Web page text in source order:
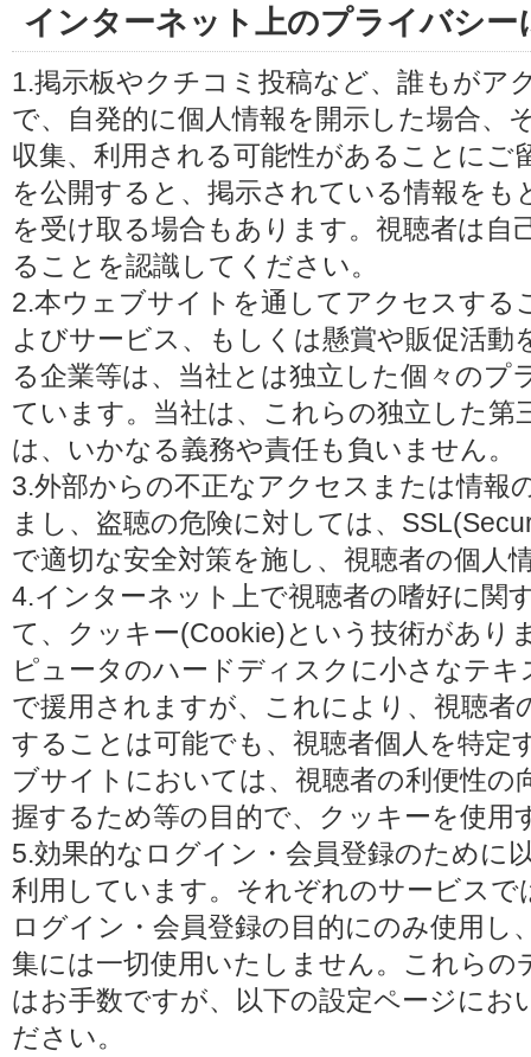
インターネット上のプライバシー
1.掲示板やクチコミ投稿など、誰もがア
で、自発的に個人情報を開示した場合、
収集、利用される可能性があることに
を公開すると、掲示されている情報を
を受け取る場合もあります。視聴者は自
ることを認識してください。
2.本ウェブサイトを通してアクセスする
よびサービス、もしくは懸賞や販促活動
る企業等は、当社とは独立した個々のプ
ています。当社は、これらの独立した第
は、いかなる義務や責任も負いません。
3.外部からの不正なアクセスまたは情報
まし、盗聴の危険に対しては、
で適切な安全対策を施し、視聴者の個人
4.インターネット上で視聴者の嗜好に関
て、クッキー(Cookie)という技術があり
ピュータのハードディスクに小さなテ
で援用されますが、これにより、視聴
することは可能でも、視聴者個人を特定
ブサイトにおいては、視聴者の利便性の
握するため等の目的で、クッキーを使用
5.効果的なログイン・会員登録のために
利用しています。それぞれのサービス
ログイン・会員登録の目的にのみ使用し
集には一切使用いたしません。これらの
はお手数ですが、以下の設定ページにお
ださい。